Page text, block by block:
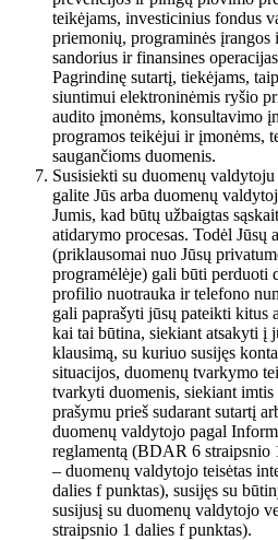
teikėjams, investicinius fondus
priemonių, programinės
sandorius ir finansines
Pagrindinę sutartį, tiekėjams,
siuntimui elektroninėmis ryšio
audito įmonėms, konsultavimo
programos teikėjui ir įmonėms,
saugančioms duomenis.
Susisiekti su duomenų
galite Jūs arba duomenų
Jumis, kad būtų užbaigtas
atidarymo procesas. Todėl Jūsų
(priklausomai nuo Jūsų
programėlėje) gali būti perduoti
profilio nuotrauka ir telefono
gali paprašyti jūsų pateikti kitus
kai tai būtina, siekiant atsakyti į
klausimą, su kuriuo susijęs
situacijos, duomenų tvarkymo
tvarkyti duomenis, siekiant
prašymu prieš sudarant sutartį
duomenų valdytojo pagal
reglamentą (BDAR 6 straipsnio
– duomenų valdytojo teisėtas
dalies f punktas), susijęs su
susijusį su duomenų valdytojo
straipsnio 1 dalies f punktas).